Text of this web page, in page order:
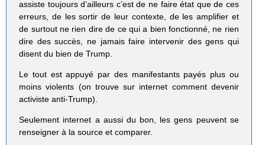
assiste toujours d’ailleurs c’est de ne faire état que de ces
erreurs, de les sortir de leur contexte, de les amplifier et
de surtout ne rien dire de ce qui a bien fonctionné, ne rien
dire des succès, ne jamais faire intervenir des gens qui
disent du bien de Trump.
Le tout est appuyé par des manifestants payés plus ou
moins violents (on trouve sur internet comment devenir
activiste anti-Trump).
Seulement internet a aussi du bon, les gens peuvent se
renseigner à la source et comparer.